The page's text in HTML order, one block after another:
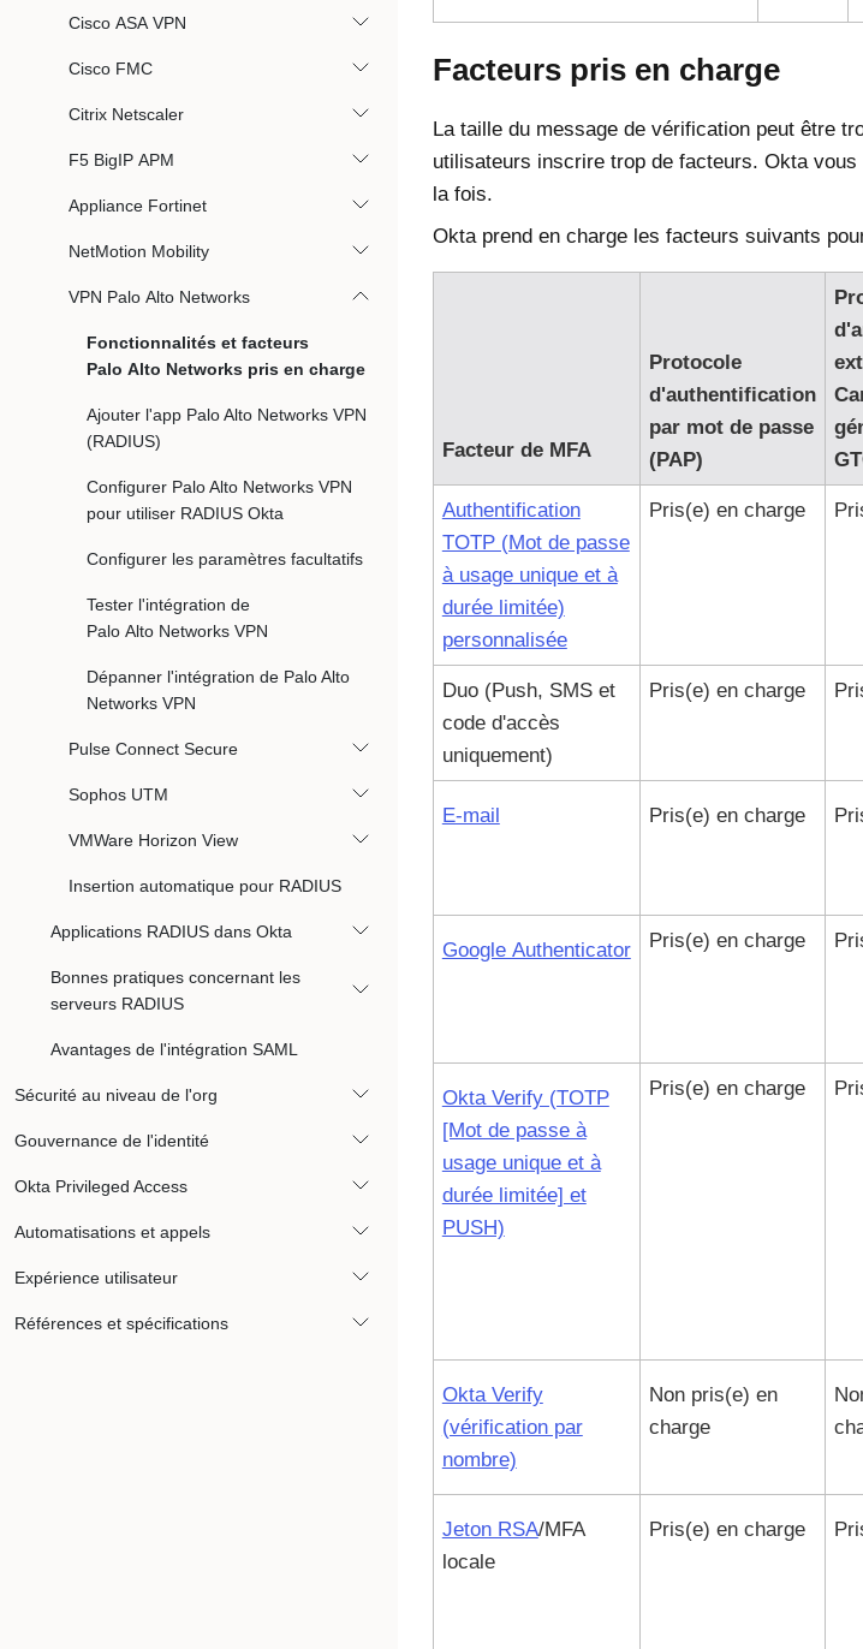
Cisco ASA VPN
Cisco FMC
Citrix Netscaler
F5 BigIP APM
Appliance Fortinet
NetMotion Mobility
VPN Palo Alto Networks
Fonctionnalités et facteurs
Palo Alto Networks pris en charge
Ajouter l'app Palo Alto Networks VPN
(RADIUS)
Configurer Palo Alto Networks VPN
pour utiliser RADIUS Okta
Configurer les paramètres facultatifs
Tester l'intégration de
Palo Alto Networks VPN
Dépanner l'intégration de Palo Alto
Networks VPN
Pulse Connect Secure
Sophos UTM
VMWare Horizon View
Insertion automatique pour RADIUS
Applications RADIUS dans Okta
Bonnes pratiques concernant les
serveurs RADIUS
Avantages de l'intégration SAML
Sécurité au niveau de l'org
Gouvernance de l'identité
Okta Privileged Access
Automatisations et appels
Expérience utilisateur
Références et spécifications
Facteurs pris en charge
La taille du message de vérification peut être
utilisateurs inscrire trop de facteurs. Oktavous
la fois.
Oktaprend en charge les facteurs suivants
Facteur de MFA
Protocole
d'authentification
par mot de passe
(PAP)
Authentification
TOTP (Mot de passe
à usage unique et à
durée limitée)
personnalisée
Pris(e) en charge
Duo (Push, SMS et
code d'accès
uniquement)
Pris(e) en charge
E-mail Pris(e) en charge
Google Authenticator Pris(e) en charge
Okta Verify (TOTP
[Mot de passe à
usage unique et à
durée limitée] et
PUSH)
Pris(e) en charge
Okta Verify
(vérification par
nombre)
Non pris(e) en
charge
Jeton RSA/MFA
locale
Pris(e) en charge